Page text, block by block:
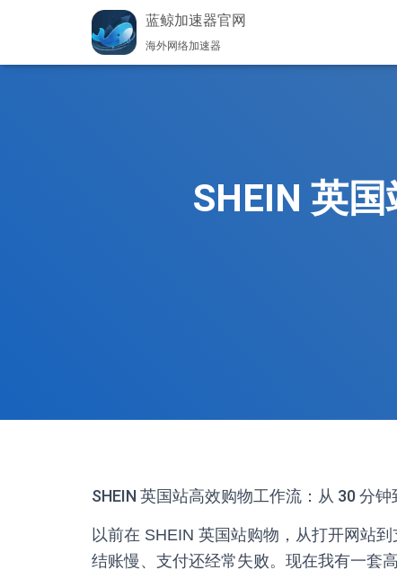
蓝鲸加速器官网
海外网络加速器
SHEIN 英
SHEIN 英国站高效购物工作流：从 30 分
以前在 SHEIN 英国站购物，从打开网站
结账慢、支付还经常失败。现在我有一套